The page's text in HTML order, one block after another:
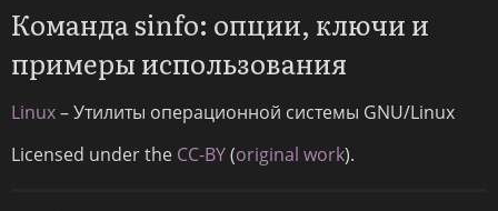
Команда sinfo: опции, ключи и
примеры использования
Linux– Утилиты операционной системы GNU/Linux
Licensed under the CC-BY(original work).